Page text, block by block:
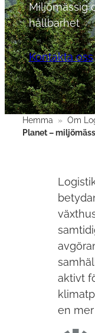
Miljömässig
hållbarhet
Kontakta oss
Hemma » Om
Planet –
aktivt
en